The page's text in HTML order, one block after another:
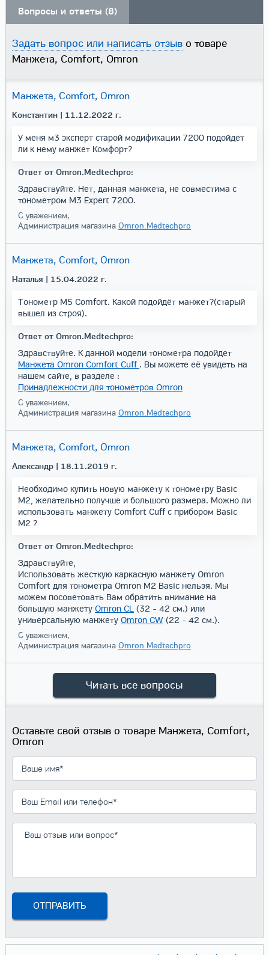
Вопросы и ответы (8)
Задать вопрос или написать отзыво товаре
Манжета, Comfort, Omron
Манжета, Comfort, Omron
Константин| 11.12.2022 г.
У меня м3 эксперт старой модификации 7200 подойдёт
ли к нему манжет Комфорт?
Ответ от Omron.Medtechpro:
Здравствуйте. Нет, данная манжета, не совместима с
тонометром M3 Expert 7200.
С уважением,
Администрация магазина Omron.Medtechpro
Манжета, Comfort, Omron
Наталья | 15.04.2022 г.
Тонометр M5 Comfort. Какой подойдёт манжет?(старый
вышел из строя).
Ответ от Omron.Medtechpro:
Здравствуйте. К данной модели тонометра подойдет
Манжета Omron Comfort Cuff . Вы можете её увидеть на
нашем сайте, в разделе :
Принадлежности для тонометров Omron
С уважением,
Администрация магазина Omron.Medtechpro
Манжета, Comfort, Omron
Александр| 18.11.2019 г.
Необходимо купить новую манжету к тонометру Basic
M2, желательно получше и большого размера. Можно ли
использовать манжету Comfort Cuff с прибором Basic
M2 ?
Ответ от Omron.Medtechpro:
Здравствуйте,
Использовать жесткую каркасную манжету Omron
Comfort для тонометра Omron M2 Basic нельзя. Мы
можем посоветовать Вам обратить внимание на
большую манжету Omron CL(32 - 42 см.) или
универсальную манжету Omron CW(22 - 42 см.).
С уважением,
Администрация магазина Omron.Medtechpro
Читать все вопросы
Оставьте свой отзыв о товаре Манжета, Comfort,
Omron